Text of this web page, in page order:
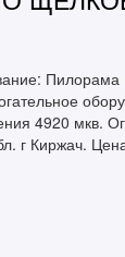
Пилорама
4920 мкв.
г Киржач.